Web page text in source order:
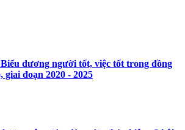
dương người tốt, việc tốt trong đồng
giai đoạn 2020 - 2025